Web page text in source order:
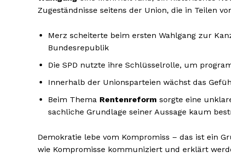
Zugeständnisse seitens der Union, die in Teilen
Merz scheiterte beim ersten Wahlgang zur
Bundesrepublik
Die SPD nutzte ihre Schlüsselrolle, um
Innerhalb der Unionsparteien wächst das
Beim Thema Rentenreform sorgte eine
sachliche Grundlage seiner Aussage kaum
Demokratie lebe vom Kompromiss – das ist ein
wie Kompromisse kommuniziert und erklärt